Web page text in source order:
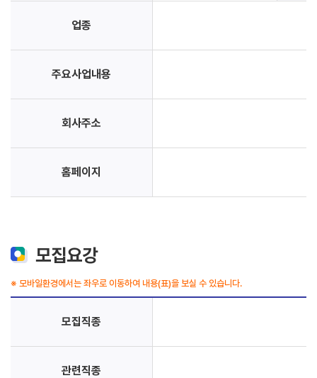
업종
주요사업내용
회사주소
홈페이지
모집요강
※ 모바일환경에서는 좌우로 이동하여 내용(표)을 보실 수 있습니다.
모집직종
관련직종